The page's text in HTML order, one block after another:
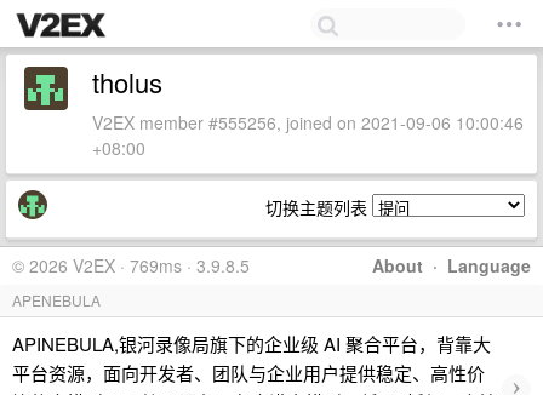
tholus
V2EX member #555256, joined on 2021-09-06 10:00:46
+08:00
切换主题列表
About · Language
© 2026 V2EX · 769ms · 3.9.8.5
APENEBULA
APINEBULA,银河录像局旗下的企业级 AI 聚合平台，背靠大
平台资源，面向开发者、团队与企业用户提供稳定、高性价
›